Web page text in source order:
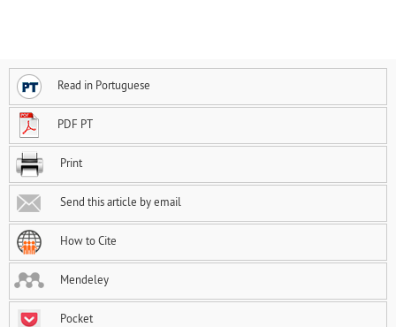
Read in Portuguese
PDF PT
Print
Send this article by email
How to Cite
Mendeley
Pocket